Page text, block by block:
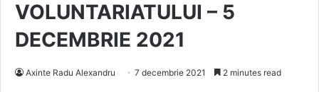
VOLUNTARIATULUI – 5
DECEMBRIE 2021
Axinte Radu Alexandru 7 decembrie 2021 2 minutes read